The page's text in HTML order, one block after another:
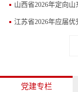
党建专栏